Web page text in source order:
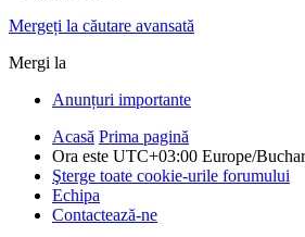
Mergeți la căutare avansată
Mergi la
Anunțuri importante
Acasă Prima pagină
Ora este UTC+03:00 Europe/
Şterge toate cookie-urile forumului
Echipa
Contactează-ne